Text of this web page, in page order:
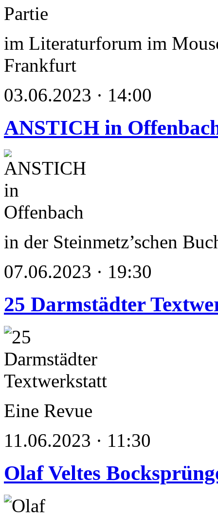
im Literaturforum im
Frankfurt
03.06.2023 · 14:00
ANSTICH in
in der Steinmetz’schen
07.06.2023 · 19:30
25 Darmstädter
Eine Revue
11.06.2023 · 11:30
Olaf Veltes